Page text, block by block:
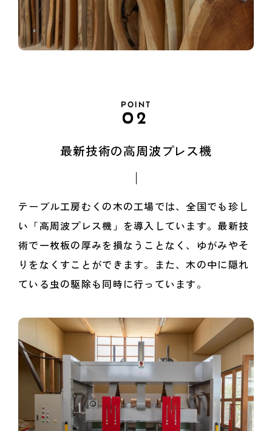
POINT
02
最新技術の高周波プレス機
テーブル工房むくの木の工場では、全国でも珍し
い「高周波プレス機」を導入しています。最新技
術で一枚板の厚みを損なうことなく、ゆがみやそ
りをなくすことができます。また、木の中に隠れ
ている虫の駆除も同時に行っています。